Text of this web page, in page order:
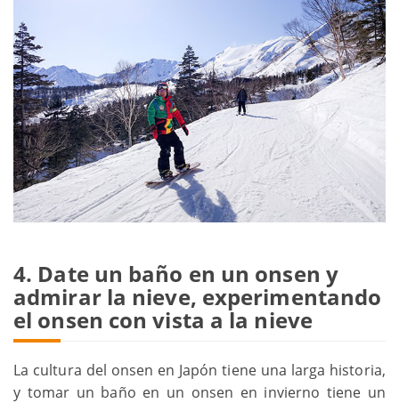
4. Date un baño en un onsen y
admirar la nieve, experimentando
el onsen con vista a la nieve
La cultura del onsen en Japón tiene una larga historia,
y tomar un baño en un onsen en invierno tiene un